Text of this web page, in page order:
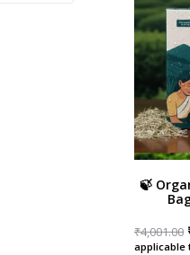
🍃
₹4,001.00
applicable